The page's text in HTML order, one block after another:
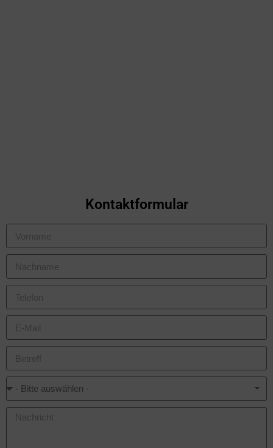
Kontaktformular